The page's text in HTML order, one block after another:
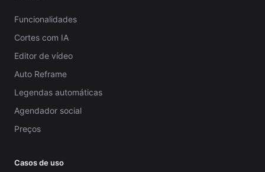
Funcionalidades
Cortes com IA
Editor de vídeo
Auto Reframe
Legendas automáticas
Agendador social
Preços
Casos de uso